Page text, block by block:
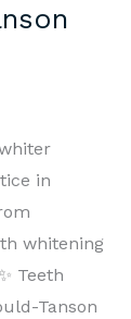
in
whitening
Teeth
Tanson